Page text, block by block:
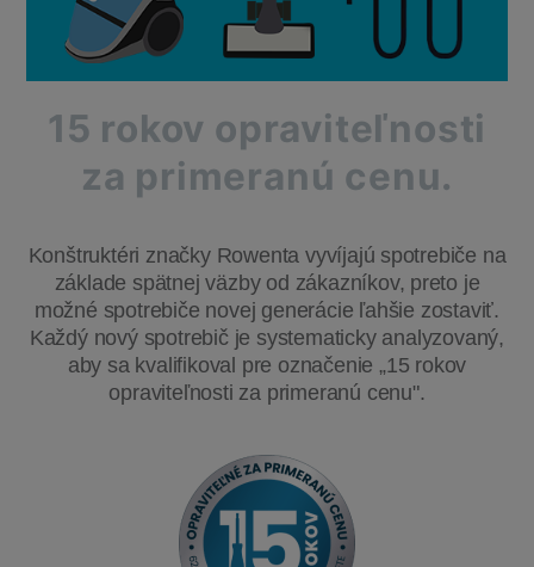
15 rokov opraviteľnosti
za primeranú cenu.
Konštruktéri značky Rowenta vyvíjajú spotrebiče na
základe spätnej väzby od zákazníkov, preto je
možné spotrebiče novej generácie ľahšie zostaviť.
Každý nový spotrebič je systematicky analyzovaný,
aby sa kvalifikoval pre označenie „15 rokov
opraviteľnosti za primeranú cenu".